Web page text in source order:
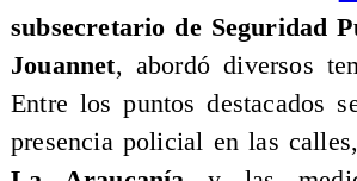
subsecretario de Seguridad
Jouannet, abordó diversos
Entre los puntos destacados
presencia policial en las